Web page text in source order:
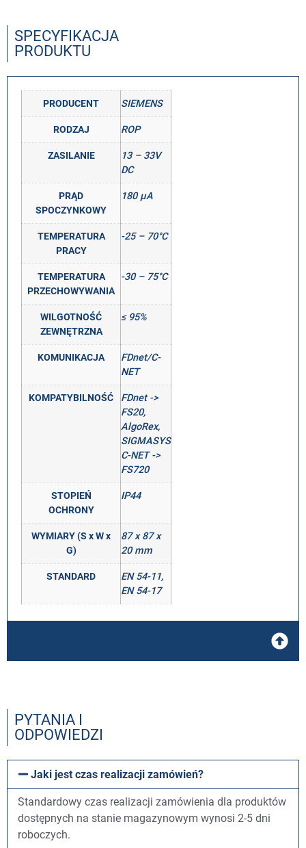
SPECYFIKACJA
PRODUKTU
PRODUCENT SIEMENS
RODZAJ ROP
ZASILANIE
13 – 33V
DC
PRĄD
SPOCZYNKOWY
180 μA
TEMPERATURA
PRACY
-25 – 70°C
TEMPERATURA
PRZECHOWYWANIA
-30 – 75°C
WILGOTNOŚĆ
ZEWNĘTRZNA
≤ 95%
KOMUNIKACJA
FDnet/C-
NET
KOMPATYBILNOŚĆ
FDnet ->
FS20,
AlgoRex,
SIGMASYS
C-NET ->
FS720
STOPIEŃ
OCHRONY
IP44
WYMIARY (S x W x
G)
87 x 87 x
20 mm
STANDARD
EN 54-11,
EN 54-17
PYTANIA I
ODPOWIEDZI
Jaki jest czas realizacji zamówień?
Standardowy czas realizacji zamówienia dla produktów
dostępnych na stanie magazynowym wynosi 2-5 dni
roboczych.